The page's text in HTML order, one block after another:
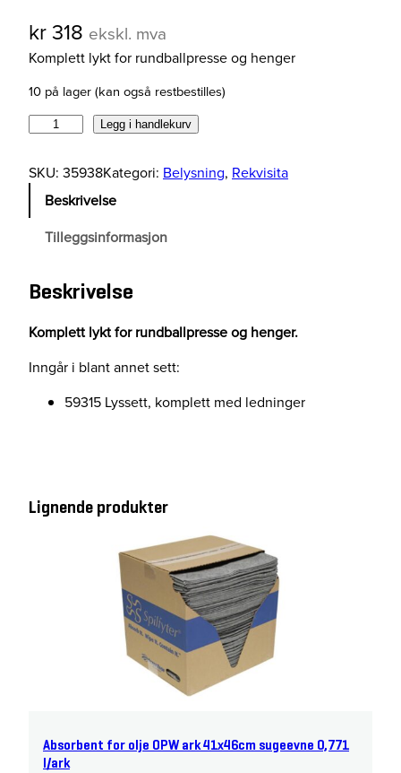
kr318 ekskl. mva
Komplett lykt for rundballpresse og henger
10 på lager (kan også restbestilles)
k
t
p
e
t
Legg i handlekurv
SKU: 35938Kategori: Belysning, Rekvisita
Beskrivelse
Tilleggsinformasjon
Beskrivelse
Komplett lykt for rundballpresse og henger.
Inngår i blant annet sett:
59315 Lyssett, komplett med ledninger
Lignende produkter
Absorbent for olje OPW ark 41x46cm sugeevne 0,771
l/ark